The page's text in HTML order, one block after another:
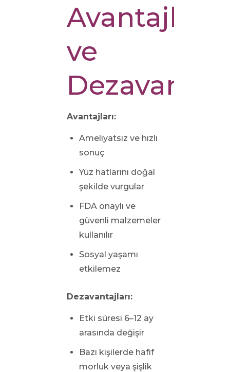
Avantajları
ve
Avantajları:
Ameliyatsız ve hızlı
sonuç
Yüz hatlarını doğal
şekilde vurgular
FDA onaylı ve
güvenli malzemeler
kullanılır
Sosyal yaşamı
etkilemez
Dezavantajları:
Etki süresi 6–12 ay
arasında değişir
Bazı kişilerde hafif
morluk veya şişlik